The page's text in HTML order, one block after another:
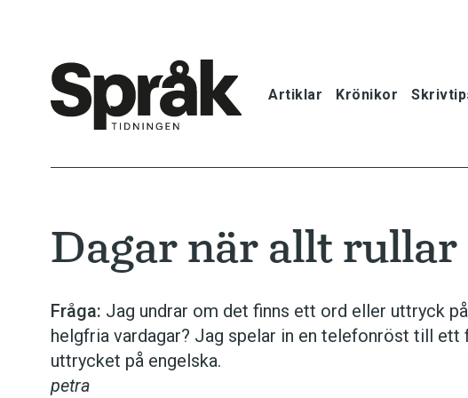
Artiklar Krönikor
Krönikor
Skrivtips
Dagar när allt
Fråga: Jag undrar om det finns ett ord eller uttryck
helgfria vardagar? Jag spelar in en telefonröst till ett
uttrycket på engelska.
petra